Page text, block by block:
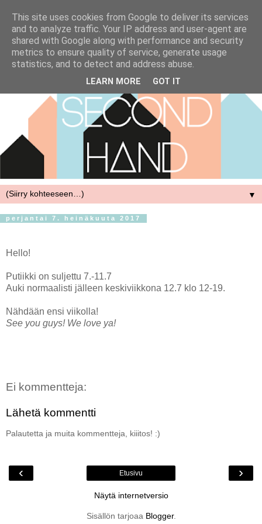
▼
perjantai 7. heinäkuuta 2017
Hello!
Putiikki on suljettu 7.-11.7
Auki normaalisti jälleen keskiviikkona 12.7 klo 12-19.
Nähdään ensi viikolla!
See you guys! We love ya!
Ei kommentteja:
Lähetä kommentti
Palautetta ja muita kommentteja, kiiitos! :)
‹ ›
Etusivu
Näytä internetversio
Sisällön tarjoaa Blogger.
This site uses cookies from Google to deliver its services
and to analyze traffic. Your IP address and user-agent are
shared with Google along with performance and security
metrics to ensure quality of service, generate usage
statistics, and to detect and address abuse.
LEARN MORE GOT IT